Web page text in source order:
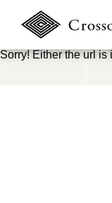
Sorry! Either the url